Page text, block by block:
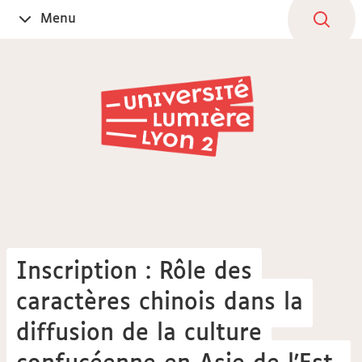
OuvrirMenu
Inscription : Rôle des
caractères chinois dans la
diffusion de la culture